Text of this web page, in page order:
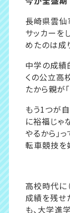
長崎県雲仙
サッカーを
めたのは成
中学の成績
くの公立高
たから親が「
もう1つが
に裕福じゃ
やるから」
転車競技を
高校時代に
成績を残せ
も、大学進